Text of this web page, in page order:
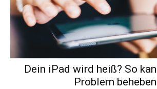
Dein iPad wird heiß? So
Problem beheben